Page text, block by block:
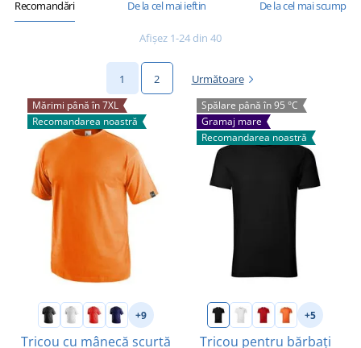
Recomandări De la cel mai ieftin De la cel mai scump
Afișez 1-24 din 40
1 2 Următoare
Mărimi până în 7XL
Recomandarea noastră
+9
Tricou cu mânecă scurtă
Spălare până în 95 °C
Gramaj mare
Recomandarea noastră
+5
Tricou pentru bărbați